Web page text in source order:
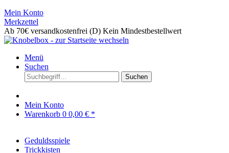
Mein Konto
Merkzettel
Ab 70€ versandkostenfrei (D) Kein Mindestbestellwert
Menü
Suchen
Suchen
Mein Konto
Warenkorb 0 0,00 € *
Geduldsspiele
Trickkisten